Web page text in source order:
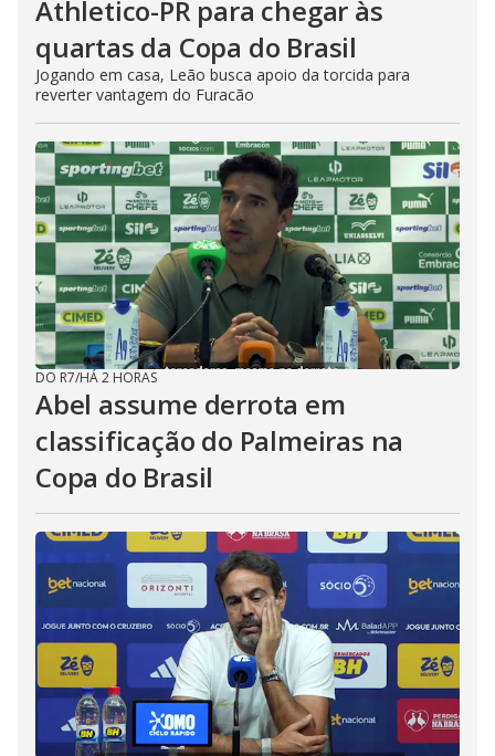
Athletico-PR para chegar às
quartas da Copa do Brasil
Jogando em casa, Leão busca apoio da torcida para
reverter vantagem do Furacão
DO R7/HÁ 2 HORAS
Abel assume derrota em
classificação do Palmeiras na
Copa do Brasil